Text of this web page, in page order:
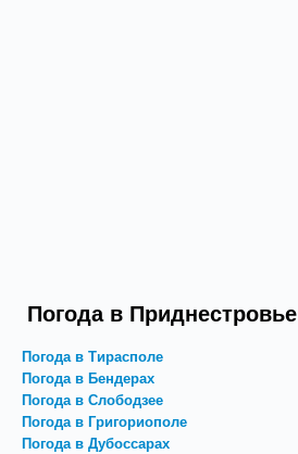
Погода в Приднестровье
Погода в Тирасполе
Погода в Бендерах
Погода в Слободзее
Погода в Григориополе
Погода в Дубоссарах